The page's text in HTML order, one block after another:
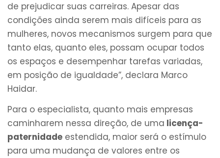
de prejudicar suas carreiras. Apesar das
condições ainda serem mais difíceis para as
mulheres, novos mecanismos surgem para que
tanto elas, quanto eles, possam ocupar todos
os espaços e desempenhar tarefas variadas,
em posição de igualdade”, declara Marco
Haidar.
Para o especialista, quanto mais empresas
caminharem nessa direção, de uma licença-
paternidade estendida, maior será o estímulo
para uma mudança de valores entre os